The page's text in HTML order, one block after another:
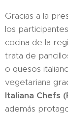
Gracias a la
los
cocina de la
trata de
o quesos
vegetariana
Italiana Chefs
además